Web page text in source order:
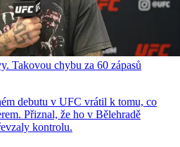
Takovou chybu za 60 zápasů
debutu v UFC vrátil k tomu, co
Přiznal, že ho v Bělehradě
kontrolu.